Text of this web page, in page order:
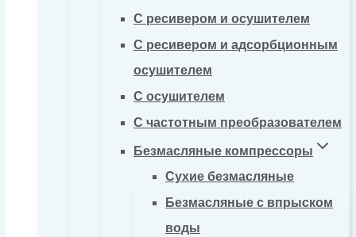
С ресивером и осушителем
С ресивером и адсорбционным
осушителем
С осушителем
С частотным преобразователем
Безмасляные компрессоры
Сухие безмасляные
Безмасляные с впрыском
воды